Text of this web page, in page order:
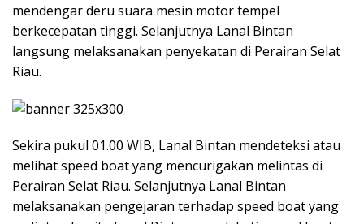
mendengar deru suara mesin motor tempel
berkecepatan tinggi. Selanjutnya Lanal Bintan
langsung melaksanakan penyekatan di Perairan Selat
Riau.
Sekira pukul 01.00 WIB, Lanal Bintan mendeteksi atau
melihat speed boat yang mencurigakan melintas di
Perairan Selat Riau. Selanjutnya Lanal Bintan
melaksanakan pengejaran terhadap speed boat yang